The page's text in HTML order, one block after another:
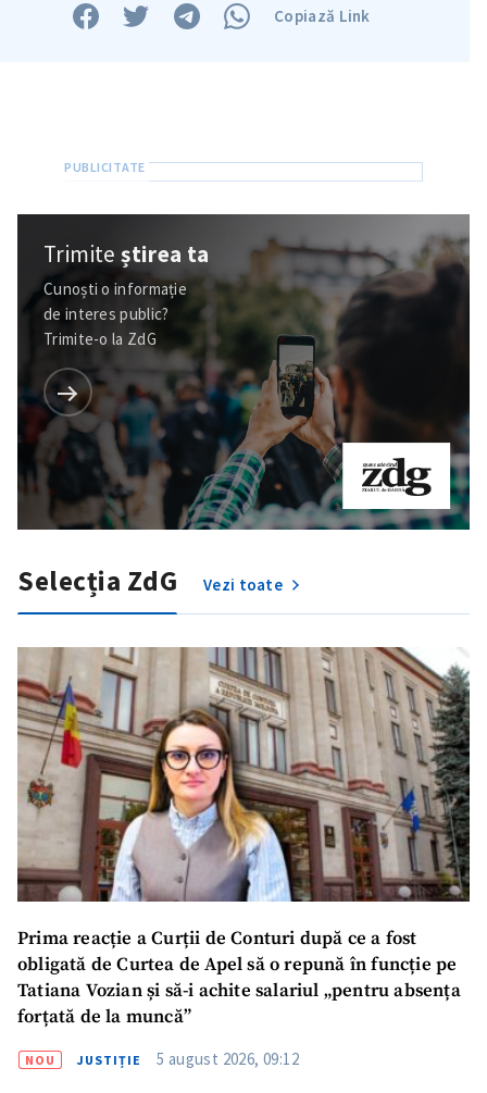
Trimite o informație
Despre ZdG
in English
Copiază Link
Trimiteștirea ta
Cunoști o informație
de interes public?
Trimite-o la ZdG
Selecția ZdG Vezi toate
Prima reacție a Curții de Conturi după ce a fost
obligată de Curtea de Apel să o repună în funcție pe
Tatiana Vozian și să-i achite salariul „pentru absența
forțată de la muncă”
NOU JUSTIȚIE 5 august 2026, 09:12